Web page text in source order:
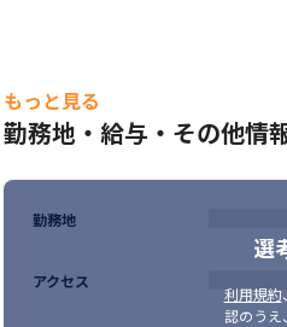
もっと見る
勤務地・給与・その他情
選
利用規約、
認のうえ
勤務地
アクセス